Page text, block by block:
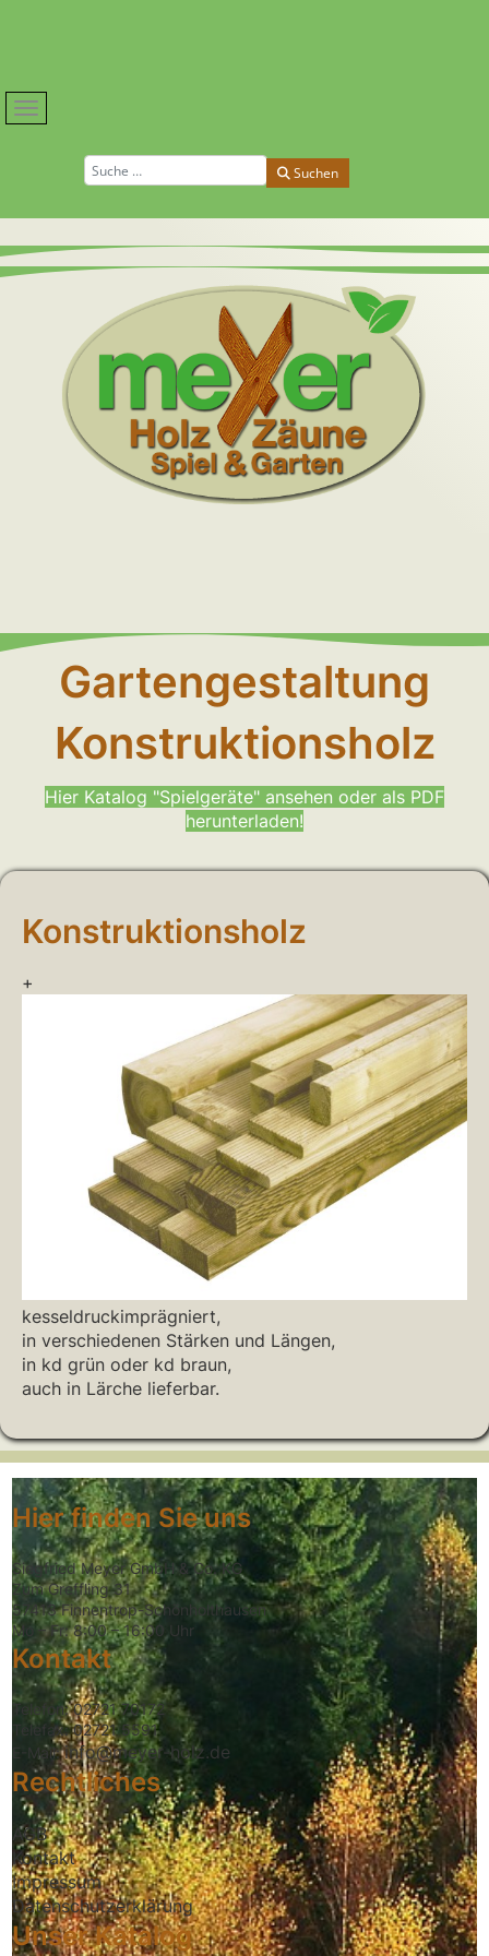
Suchen Suchen
Gartengestaltung
Konstruktionsholz
Hier Katalog "Spielgeräte" ansehen oder als PDF
herunterladen!
Konstruktionsholz
+
kesseldruckimprägniert,
in verschiedenen Stärken und Längen,
in kd grün oder kd braun,
auch in Lärche lieferbar.
Hier finden Sie uns
Siegfried Meyer GmbH & Co. KG
Zum Greffling 31
57413 Finnentrop-Schönholthausen
Mo – Fr: 8:00 – 16:00 Uhr
Kontakt
Telefon: 02721 70172
Telefax: 02721 5591
E-Mail:info@meyer-holz.de
Rechtliches
AGB
Kontakt
Impressum
Datenschutzerklärung
Unser Katalog